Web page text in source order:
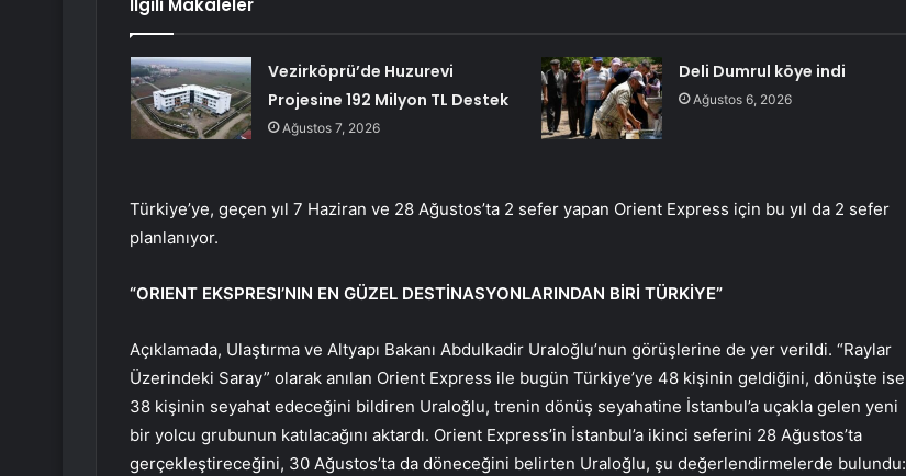
İlgili Makaleler
Vezirköprü’de Huzurevi
Projesine 192 Milyon TL Destek
Ağustos 7, 2026
Deli Dumrul köye indi
Ağustos 6, 2026
Türkiye’ye, geçen yıl 7 Haziran ve 28 Ağustos’ta 2 sefer yapan Orient Express için bu yıl da 2 sefer
planlanıyor.
“ORIENT EKSPRESI’NIN EN GÜZEL DESTİNASYONLARINDAN BİRİ TÜRKİYE”
Açıklamada, Ulaştırma ve Altyapı Bakanı Abdulkadir Uraloğlu’nun görüşlerine de yer verildi. “Raylar
Üzerindeki Saray” olarak anılan Orient Express ile bugün Türkiye’ye 48 kişinin geldiğini, dönüşte ise
38 kişinin seyahat edeceğini bildiren Uraloğlu, trenin dönüş seyahatine İstanbul’a uçakla gelen yeni
bir yolcu grubunun katılacağını aktardı. Orient Express’in İstanbul’a ikinci seferini 28 Ağustos’ta
gerçekleştireceğini, 30 Ağustos’ta da döneceğini belirten Uraloğlu, şu değerlendirmelerde bulundu: